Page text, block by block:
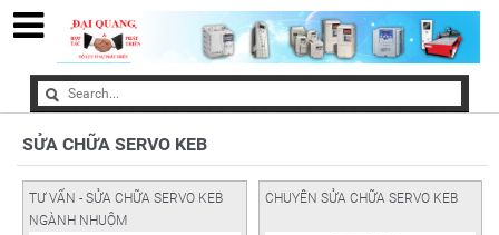
SỬA CHỮA SERVO KEB
TƯ VẤN - SỬA CHỮA SERVO KEB
NGÀNH NHUỘM
CHUYÊN SỬA CHỮA SERVO KEB